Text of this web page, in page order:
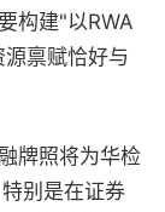
构建"以RWA
禀赋恰好与
牌照将为华检
别是在证券